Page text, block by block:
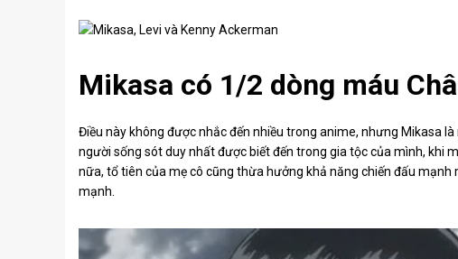
Mikasa có 1/2 dòng máu
Điều này không được nhắc đến nhiều trong anime, nhưng Mikasa
người sống sót duy nhất được biết đến trong gia tộc của mình, khi
nữa, tổ tiên của mẹ cô cũng thừa hưởng khả năng chiến đấu
mạnh.